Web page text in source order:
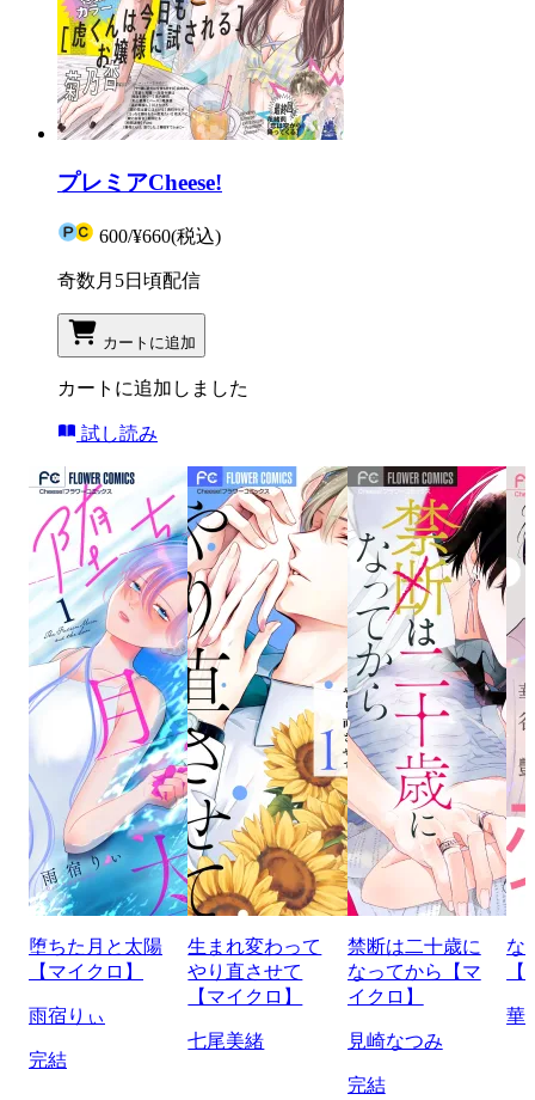
プレミアCheese!
600/¥660(税込)
奇数月5日頃配信
カートに追加
カートに追加しました
試し読み
堕ちた月と太陽
【マイクロ】
雨宿りぃ
完結
生まれ変わって
やり直させて
【マイクロ】
七尾美緒
禁断は二十歳に
なってから【マ
イクロ】
見崎なつみ
完結
な
華